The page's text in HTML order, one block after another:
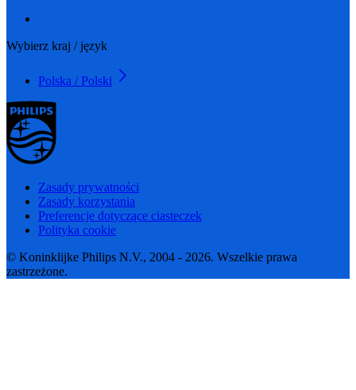
Wybierz kraj / język
Polska / Polski
Zasady prywatności
Zasady korzystania
Preferencje dotyczące ciasteczek
Polityka cookie
© Koninklijke Philips N.V., 2004 - 2026. Wszelkie prawa
zastrzeżone.